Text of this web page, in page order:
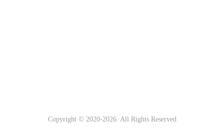
Copyright © 2020-2026. All Rights Reserved